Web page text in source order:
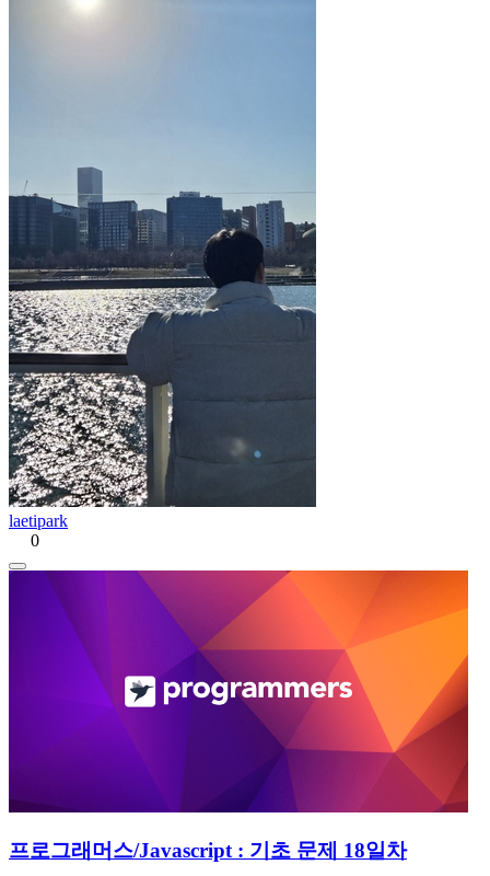
laetipark
0
프로그래머스/Javascript : 기초 문제 18일차